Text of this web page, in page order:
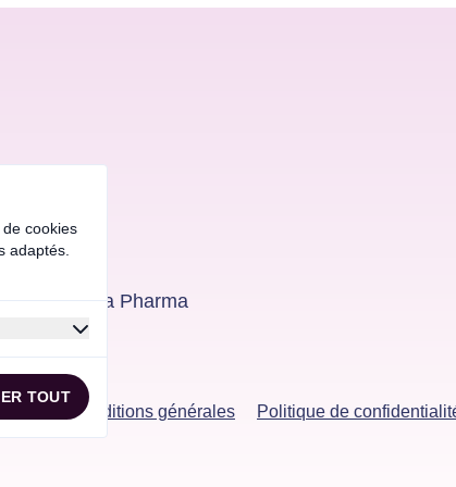
cookies
adaptés.
cookies
adaptés.
TOUT
de la Pharma
Conditions générales Politique de